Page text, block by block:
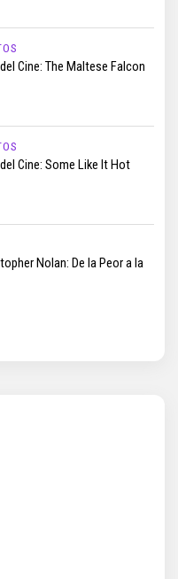
Cine: The Maltese Falcon
Cine: Some Like It Hot
Nolan: De la Peor a la